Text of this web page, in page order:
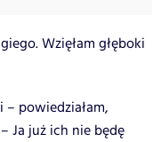
Wzięłam głęboki
– powiedziałam,
Ja już ich nie będę